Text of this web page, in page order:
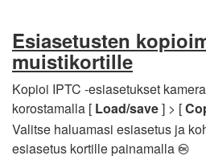
Esiasetusten
muistikortille
Kopioi IPTC -esiasetukset
korostamalla [ Load/save] > [
Valitse haluamasi esiasetus ja
esiasetus kortille painamalla J